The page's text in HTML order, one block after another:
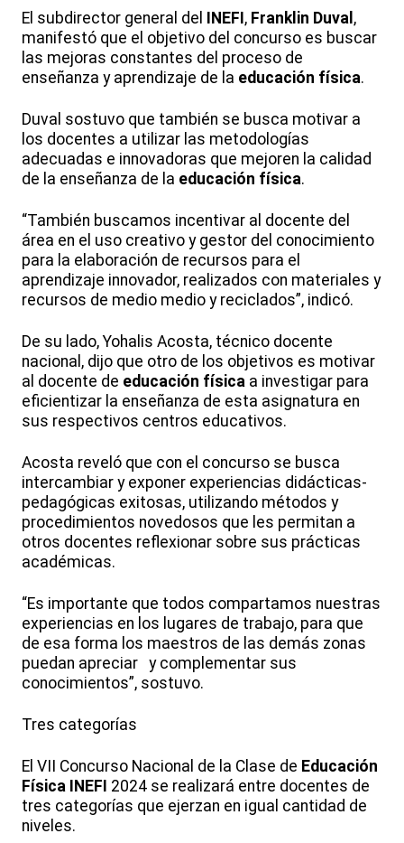
El subdirector general del INEFI , Franklin Duval ,
manifestó que el objetivo del concurso es buscar
las mejoras constantes del proceso de
enseñanza y aprendizaje de la educación física.
Duval sostuvo que también se busca motivar a
los docentes a utilizar las metodologías
adecuadas e innovadoras que mejoren la calidad
de la enseñanza de la educación física.
“También buscamos incentivar al docente del
área en el uso creativo y gestor del conocimiento
para la elaboración de recursos para el
aprendizaje innovador, realizados con materiales y
recursos de medio medio y reciclados”, indicó.
De su lado, Yohalis Acosta, técnico docente
nacional, dijo que otro de los objetivos es motivar
al docente de educación física a investigar para
eficientizar la enseñanza de esta asignatura en
sus respectivos centros educativos.
Acosta reveló que con el concurso se busca
intercambiar y exponer experiencias didácticas-
pedagógicas exitosas, utilizando métodos y
procedimientos novedosos que les permitan a
otros docentes reflexionar sobre sus prácticas
académicas.
“Es importante que todos compartamos nuestras
experiencias en los lugares de trabajo, para que
de esa forma los maestros de las demás zonas
puedan apreciar y complementar sus
conocimientos”, sostuvo.
Tres categorías
El VII Concurso Nacional de la Clase de Educación
Física INEFI 2024 se realizará entre docentes de
tres categorías que ejerzan en igual cantidad de
niveles.